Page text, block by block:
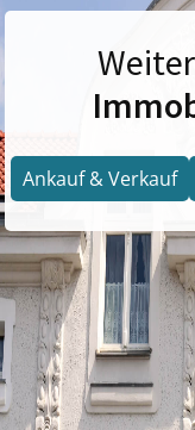
Ankauf & Verkauf